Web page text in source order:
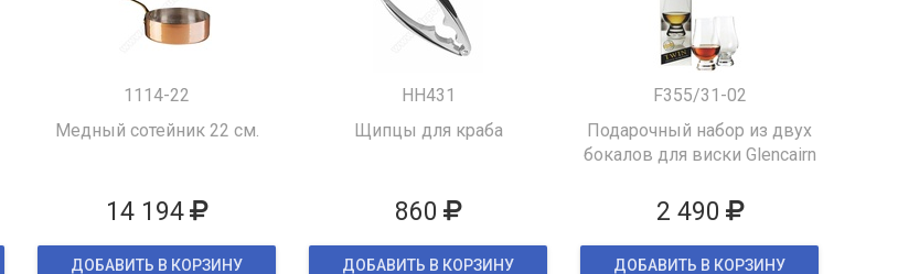
1114-22
Медный сотейник 22 см.
14 194
ДОБАВИТЬ В КОРЗИНУ
HH431
Щипцы для краба
860
ДОБАВИТЬ В КОРЗИНУ
F355/31-02
Подарочный набор из двух
бокалов для виски Glencairn
2 490
ДОБАВИТЬ В КОРЗИНУ